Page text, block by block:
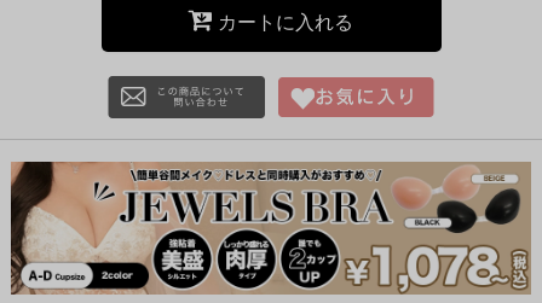
カートに入れる